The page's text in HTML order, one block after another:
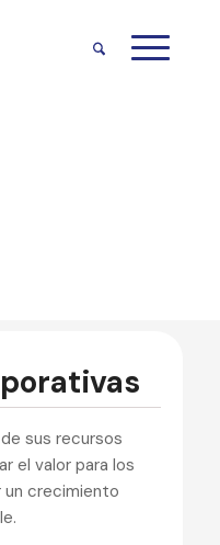
sus recursos
el valor para los
un crecimiento